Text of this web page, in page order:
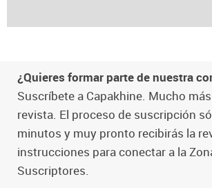
¿Quieres formar parte de nuestra
Suscríbete a Capakhine. Mucho
revista. El proceso de suscripción
minutos y muy pronto recibirás la
instrucciones para conectar a la
Suscriptores.